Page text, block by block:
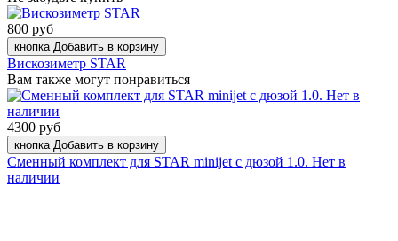
800 руб
кнопка Добавить в корзину
Вискозиметр STAR
Вам также могут понравиться
4300 руб
кнопка Добавить в корзину
Сменный комплект для STAR minijet с дюзой 1.0. Нет в
наличии